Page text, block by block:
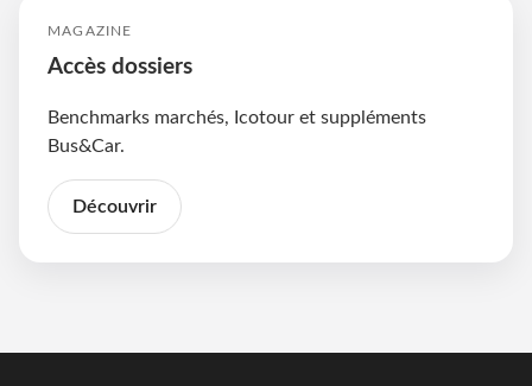
MAGAZINE
Accès dossiers
Benchmarks marchés, Icotour et suppléments
Bus&Car.
Découvrir